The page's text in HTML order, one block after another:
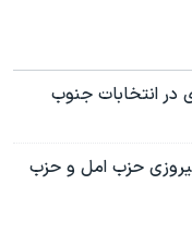
در انتخابات جنوب
حزب امل و حزب